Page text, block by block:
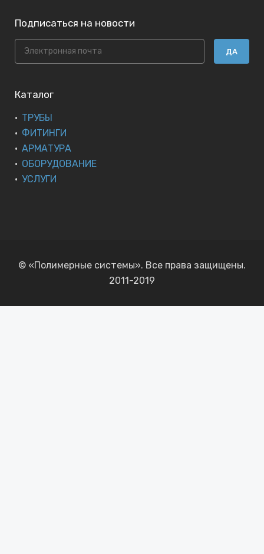
Подписаться на новости
ДА
Каталог
ТРУБЫ
ФИТИНГИ
АРМАТУРА
ОБОРУДОВАНИЕ
УСЛУГИ
© «Полимерные системы». Все права защищены.
2011-2019